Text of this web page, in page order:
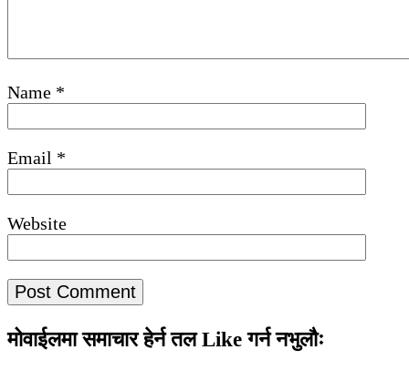
Name *
Email *
Website
मोवाईलमा समाचार हेर्न तल Like गर्न नभुलौः